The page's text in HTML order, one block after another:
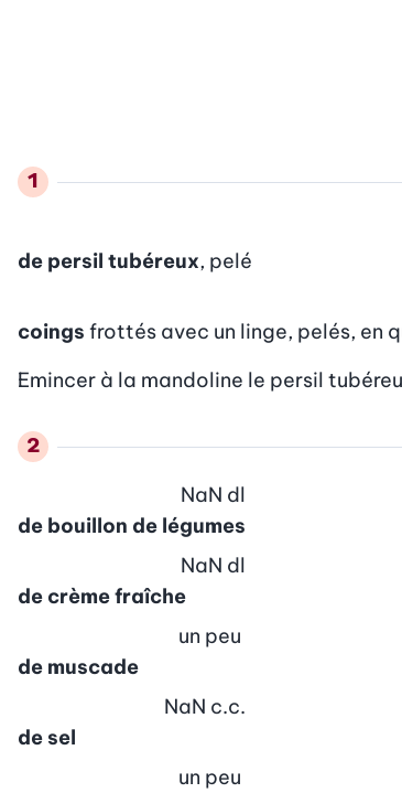
de persil tubéreux, pelé
coings frottés avec un linge, pelés, en
Emincer à la mandoline le persil
de bouillon de légumes
NaN dl
de crème fraîche
NaN dl
de muscade
un peu
de sel
NaN c.c.
un peu